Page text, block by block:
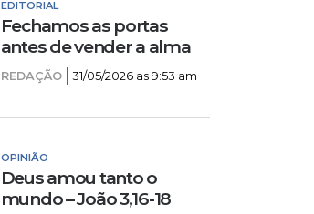
EDITORIAL
Fechamos as portas
antes de vender a alma
REDAÇÃO 31/05/2026 as 9:53 am
OPINIÃO
Deus amou tanto o
mundo – João 3,16-18